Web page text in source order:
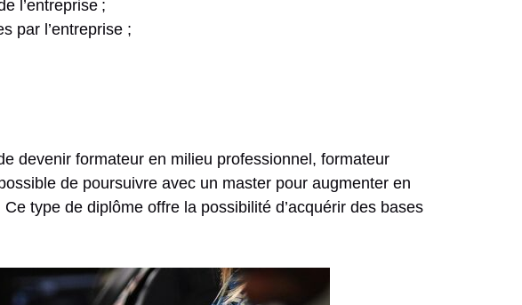
l’entreprise ;
par l’entreprise ;
devenir formateur en milieu professionnel, formateur
de poursuivre avec un master pour augmenter en
type de diplôme offre la possibilité d’acquérir des bases